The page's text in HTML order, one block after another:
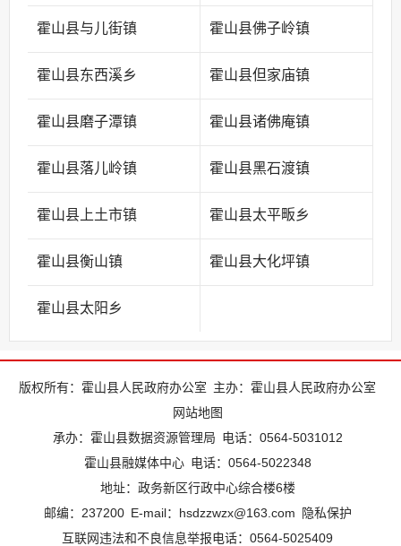
霍山县与儿街镇 霍山县佛子岭镇
霍山县东西溪乡 霍山县但家庙镇
霍山县磨子潭镇 霍山县诸佛庵镇
霍山县落儿岭镇 霍山县黑石渡镇
霍山县上土市镇 霍山县太平畈乡
霍山县衡山镇 霍山县大化坪镇
霍山县太阳乡
版权所有：霍山县人民政府办公室 主办：霍山县人民政府办公室
网站地图
承办：霍山县数据资源管理局 电话：0564-5031012
霍山县融媒体中心 电话：0564-5022348
地址：政务新区行政中心综合楼6楼
邮编：237200 E-mail：hsdzzwzx@163.com
隐私保护
互联网违法和不良信息举报电话：0564-5025409